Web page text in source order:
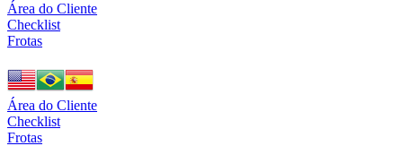
Área do Cliente
Checklist
Frotas
Área do Cliente
Checklist
Frotas